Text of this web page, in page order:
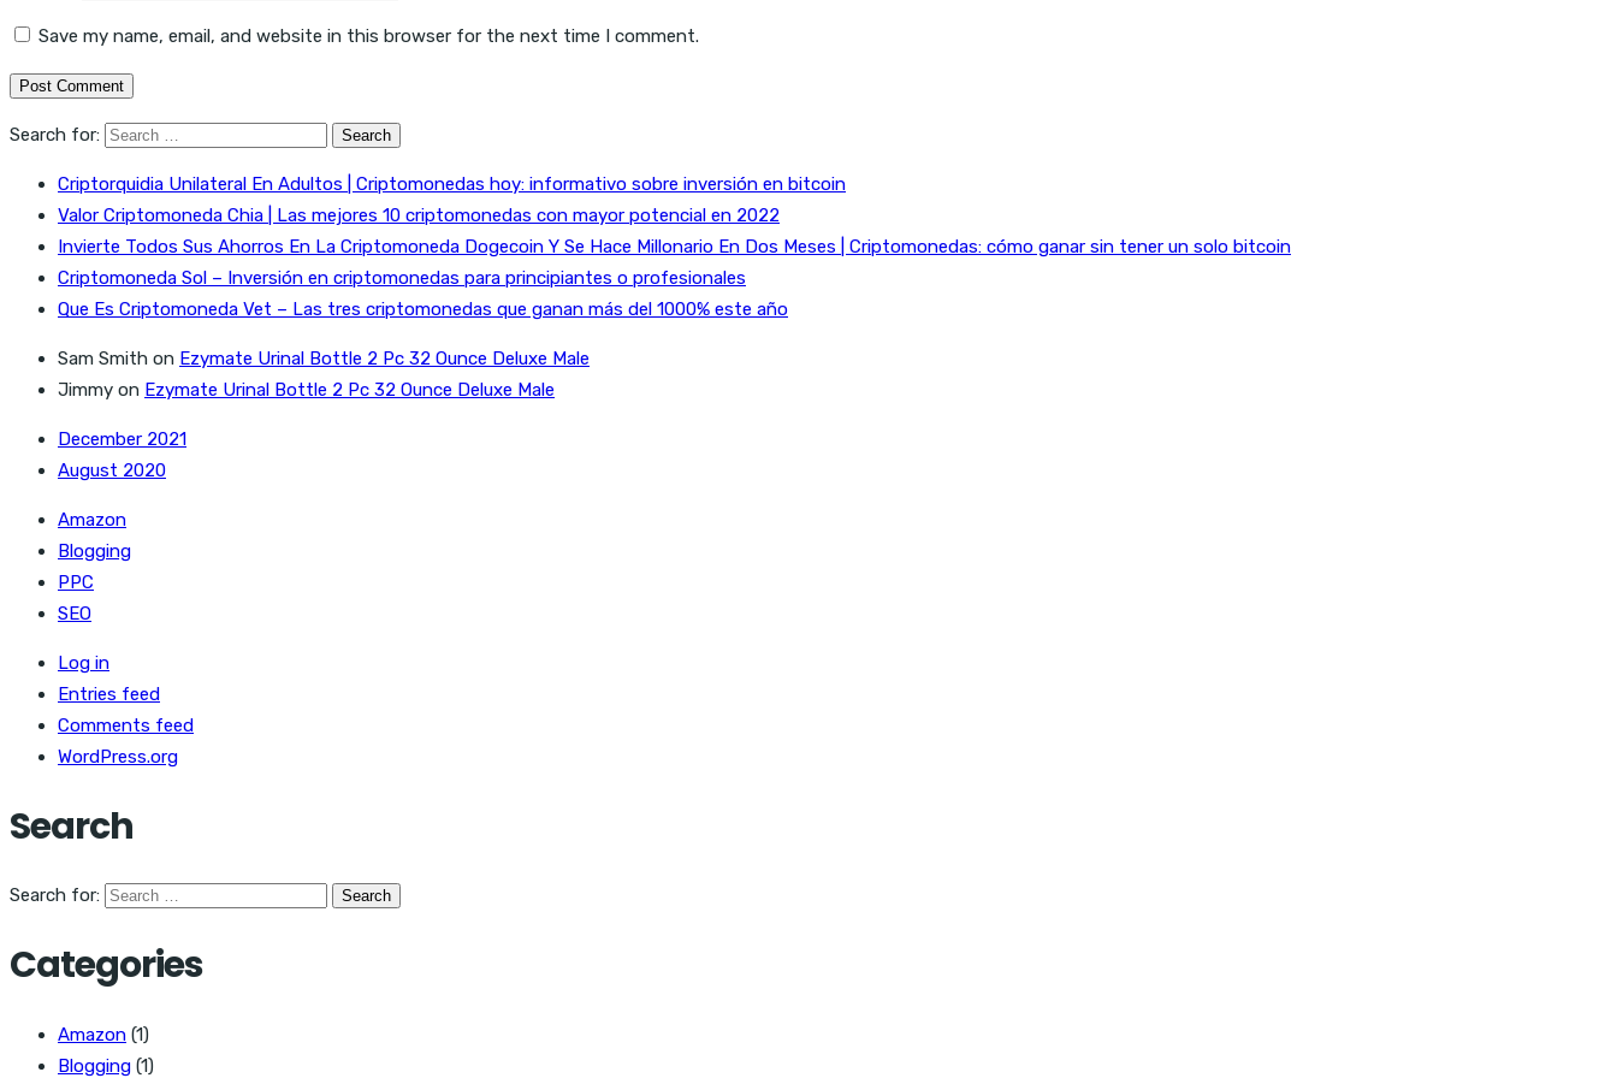
Save my name, email, and website in this browser for the next time I comment.
Search for:
Criptorquidia Unilateral En Adultos | Criptomonedas hoy: informativo sobre inversión en bitcoin
Valor Criptomoneda Chia | Las mejores 10 criptomonedas con mayor potencial en 2022
Invierte Todos Sus Ahorros En La Criptomoneda Dogecoin Y Se Hace Millonario En Dos Meses | Criptomonedas: cómo ganar sin tener un solo bitcoin
Criptomoneda Sol – Inversión en criptomonedas para principiantes o profesionales
Que Es Criptomoneda Vet – Las tres criptomonedas que ganan más del 1000% este año
Sam Smith on Ezymate Urinal Bottle 2 Pc 32 Ounce Deluxe Male
Jimmy on Ezymate Urinal Bottle 2 Pc 32 Ounce Deluxe Male
December 2021
August 2020
Amazon
Blogging
PPC
SEO
Log in
Entries feed
Comments feed
WordPress.org
Search
Search for:
Categories
Amazon (1)
Blogging (1)